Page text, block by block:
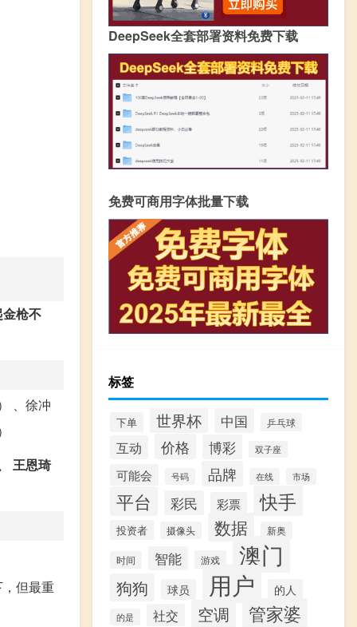
枪不
、徐冲
王恩琦
但最重
DeepSeek全套部署资料免费下载
免费可商用字体批量下载
标签
下单 世界杯 中国 乒乓球
互动 价格 博彩 双子座
可能会 号码 品牌 在线 市场
平台 彩民 彩票 快手
投资者 摄像头 数据 新奥
时间 智能 游戏 澳门
狗狗 球员 用户 的人
的是 社交 空调 管家婆